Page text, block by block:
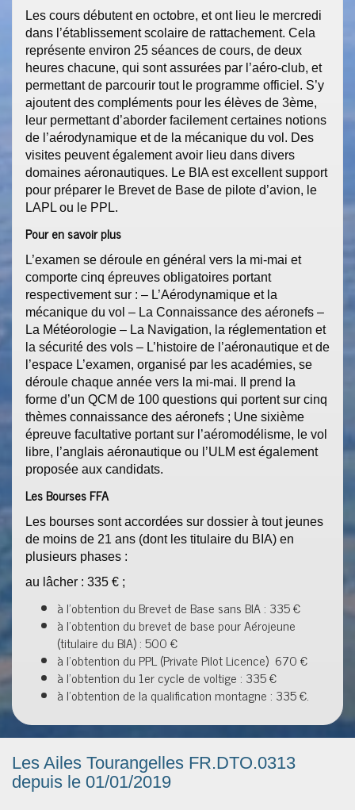
Les cours débutent en octobre, et ont lieu le mercredi
dans l’établissement scolaire de rattachement. Cela
représente environ 25 séances de cours, de deux
heures chacune, qui sont assurées par l’aéro-club, et
permettant de parcourir tout le programme officiel. S’y
ajoutent des compléments pour les élèves de 3ème,
leur permettant d’aborder facilement certaines notions
de l’aérodynamique et de la mécanique du vol. Des
visites peuvent également avoir lieu dans divers
domaines aéronautiques. Le BIA est excellent support
pour préparer le Brevet de Base de pilote d’avion, le
LAPL ou le PPL.
Pour en savoir plus
L’examen se déroule en général vers la mi-mai et
comporte cinq épreuves obligatoires portant
respectivement sur : – L’Aérodynamique et la
mécanique du vol – La Connaissance des aéronefs –
La Météorologie – La Navigation, la réglementation et
la sécurité des vols – L’histoire de l’aéronautique et de
l’espace L’examen, organisé par les académies, se
déroule chaque année vers la mi-mai. Il prend la
forme d’un QCM de 100 questions qui portent sur cinq
thèmes connaissance des aéronefs ; Une sixième
épreuve facultative portant sur l’aéromodélisme, le vol
libre, l’anglais aéronautique ou l’ULM est également
proposée aux candidats.​
Les Bourses FFA
Les bourses sont accordées sur dossier à tout jeunes
de moins de 21 ans (dont les titulaire du BIA) en
plusieurs phases :
au lâcher : 335 € ;
à l’obtention du Brevet de Base sans BIA : 335 €
à l’obtention du brevet de base pour Aérojeune
(titulaire du BIA) : 500 €
à l’obtention du PPL (Private Pilot Licence) 670 €
à l’obtention du 1er cycle de voltige : 335 €
à l’obtention de la qualification montagne : 335 €.
Les Ailes Tourangelles FR.DTO.0313
depuis le 01/01/2019